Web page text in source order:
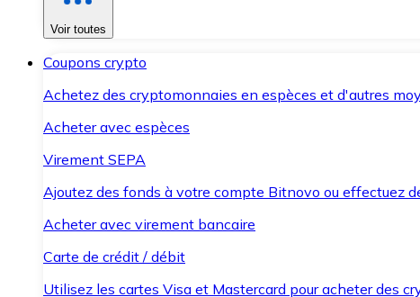
Voir toutes
Coupons crypto
Achetez des cryptomonnaies en espèces et d'autres
Acheter avec espèces
Virement SEPA
Ajoutez des fonds à votre compte Bitnovo ou effectuez
Acheter avec virement bancaire
Carte de crédit / débit
Utilisez les cartes Visa et Mastercard pour acheter des